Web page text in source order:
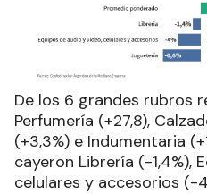
De los 6 grandes rubros
Perfumería (+27,8),
(+3,3%) e Indumentaria
cayeron Librería (-1,4%),
celulares y accesorios (-